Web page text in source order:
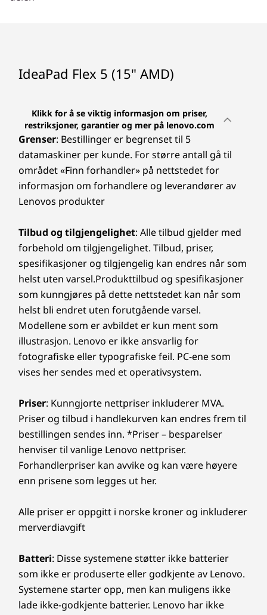
Tynt kamera på 720p med fast fokus CMOS
Mål (H x B x D)
17,9-20,9 mm x 357,6 mm x 237,9 mm / 0,7 tommer-
0,82"x 14,01"x 9,37"
Vekt
Tilkoblingsmuligheter
WiFi 6 (802,11ax 2 x 2)
Bluetooth ®5.0
Porter/spor
2 x USB-A 3.1 gen. 1
USB-C 3.1 gen. 1
HDMI 1.4b
4-i-1-kortleser
Forhåndsinstallert programvare
McAfee LiveSafe™
Microsoft Office
Lenovo Utility
Lenovo Vantage
Mirkat
Spesifikasjonene kan variere i ulike regioner/modeller.
IdeaPad Flex 5 (15" AMD)
Klikk for å se viktig informasjon om priser,
restriksjoner, garantier og mer på lenovo.com
Grenser: Bestillinger er begrenset til 5
datamaskiner per kunde. For større antall gå til
området «Finn forhandler» på nettstedet for
informasjon om forhandlere og leverandører av
Lenovos produkter
Tilbud og tilgjengelighet: Alle tilbud gjelder med
forbehold om tilgjengelighet. Tilbud, priser,
spesifikasjoner og tilgjengelig kan endres når som
helst uten varsel.Produkttilbud og spesifikasjoner
som kunngjøres på dette nettstedet kan når som
helst bli endret uten forutgående varsel.
Modellene som er avbildet er kun ment som
illustrasjon. Lenovo er ikke ansvarlig for
fotografiske eller typografiske feil. PC-ene som
vises her sendes med et operativsystem.
Priser: Kunngjorte nettpriser inkluderer MVA.
Priser og tilbud i handlekurven kan endres frem til
bestillingen sendes inn. *Priser – besparelser
henviser til vanlige Lenovo nettpriser.
Forhandlerpriser kan avvike og kan være høyere
enn prisene som legges ut her.
Alle priser er oppgitt i norske kroner og inkluderer
merverdiavgift
Batteri: Disse systemene støtter ikke batterier
som ikke er produserte eller godkjente av Lenovo.
Systemene starter opp, men kan muligens ikke
lade ikke-godkjente batterier. Lenovo har ikke